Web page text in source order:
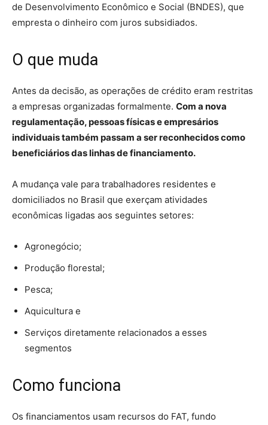
de Desenvolvimento Econômico e Social (BNDES), que
empresta o dinheiro com juros subsidiados.
O que muda
Antes da decisão, as operações de crédito eram restritas
a empresas organizadas formalmente. Com a nova
regulamentação, pessoas físicas e empresários
individuais também passam a ser reconhecidos como
beneficiários das linhas de financiamento.
A mudança vale para trabalhadores residentes e
domiciliados no Brasil que exerçam atividades
econômicas ligadas aos seguintes setores:
Agronegócio;
Produção florestal;
Pesca;
Aquicultura e
Serviços diretamente relacionados a esses
segmentos
Como funciona
Os financiamentos usam recursos do FAT, fundo